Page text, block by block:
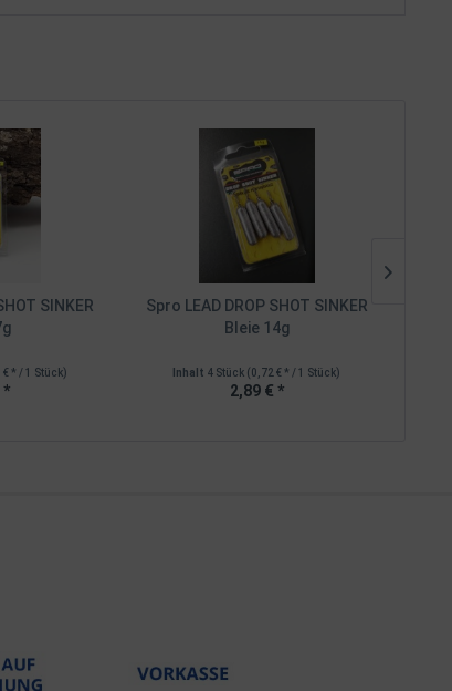
SINKER
€ * / 1 Stück)
*
Spro LEAD DROP SHOT SINKER
Bleie 14g
Inhalt 4 Stück (0,72 € * / 1 Stück)
2,89 € *